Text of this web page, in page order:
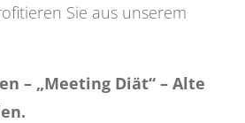
Sie aus unserem
– „Meeting Diät“ – Alte